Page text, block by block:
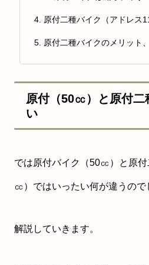
原付二種バイク（アドレス
原付二種バイクのメリット
原付（50㏄）と原付
い
では原付バイク（50㏄）と原
㏄）ではいったい何が違うので
解説していきます。